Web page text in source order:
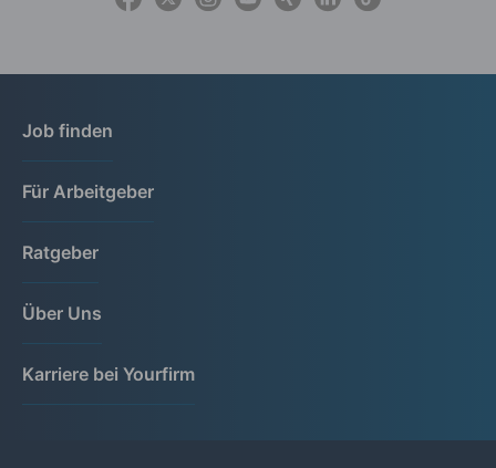
Job finden
Für Arbeitgeber
Ratgeber
Über Uns
Karriere bei Yourfirm